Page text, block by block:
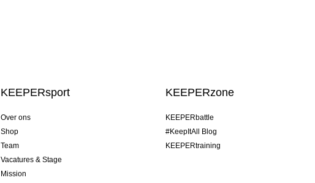
KEEPERsport
Over ons
Shop
Team
Vacatures & Stage
Mission
KEEPERzone
KEEPERbattle
#KeepItAll Blog
KEEPERtraining